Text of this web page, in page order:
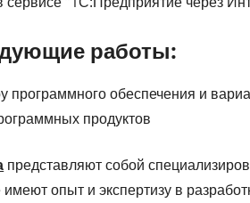
работы:
программного обеспечения и
продуктов
представляют собой
опыт и экспертизу в